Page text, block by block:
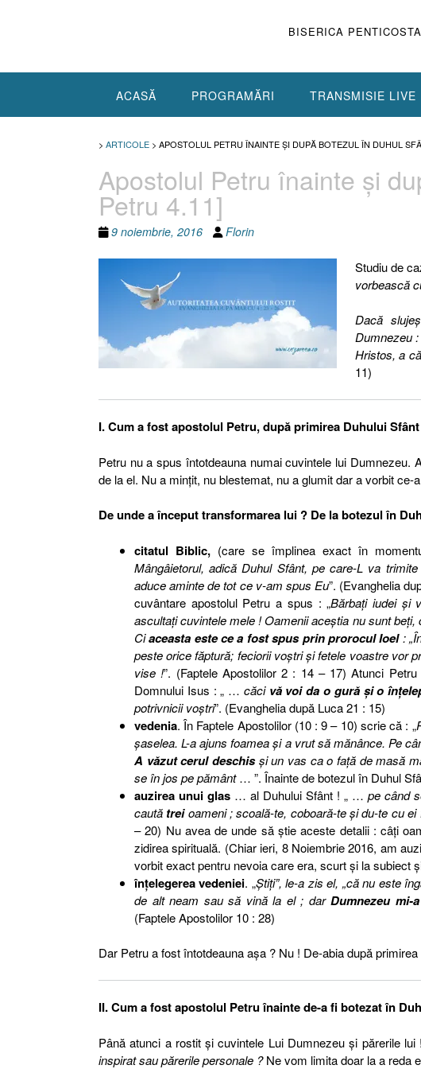
BISERICA
ACASĂ PROGRAMĂRI TRANSMISIE LIVE
> ARTICOLE > APOSTOLUL PETRU ÎNAINTE ŞI DUPĂ BOTEZUL ÎN DUHUL
Apostolul Petru înainte şi
Petru 4.11]
9 noiembrie, 2016 Florin
Studiu de
vorbească
Dacă
Dumnezeu
Hristos, a
11)
I. Cum a fost apostolul Petru, după primirea Duhului
Petru nu a spus întotdeauna numai cuvintele lui
de la el. Nu a minţit, nu blestemat, nu a glumit dar a vorbit
De unde a început transformarea lui ? De la botezul în
citatul Biblic, (care se împlinea exact în
Mângâietorul, adică Duhul Sfânt, pe care-L va
aduce aminte de tot ce v-am spus Eu”. (Evanghelia
cuvântare apostolul Petru a spus : „Bărbaţi iudei şi
ascultaţi cuvintele mele ! Oamenii aceştia nu sunt
Ciaceasta este ce a fost spus prin prorocul Ioel:
peste orice făptură; feciorii voştri şi fetele voastre vor
vise !”. (Faptele Apostolilor 2 : 14 – 17) Atunci
Domnului Isus : „ … căci vă voi da o gură şi o
potrivnicii voştri”. (Evanghelia după Luca 21 : 15)
vedenia. În Faptele Apostolilor (10 : 9 – 10) scrie că : „
şaselea. L-a ajuns foamea şi a vrut să mănânce. Pe
A văzut cerul deschisşi un vas ca o faţă de masă
se în jos pe pământ… ”. Înainte de botezul în Duhul
auzirea unui glas… al Duhului Sfânt ! „ … pe când
caută treioameni ; scoală-te, coboară-te şi du-te cu
– 20) Nu avea de unde să ştie aceste detalii : câţi
zidirea spirituală. (Chiar ieri, 8 Noiembrie 2016, am
vorbit exact pentru nevoia care era, scurt şi la subiect
înţelegerea vedeniei. „Ştiţi”, le-a zis el, „că nu este
de alt neam sau să vină la el ; darDumnezeu mi-
(Faptele Apostolilor 10 : 28)
Dar Petru a fost întotdeauna aşa ? Nu ! De-abia după
II. Cum a fost apostolul Petru înainte de-a fi botezat în
Până atunci a rostit şi cuvintele Lui Dumnezeu şi părerile lui
inspirat sau părerile personale ?Ne vom limita doar la a reda